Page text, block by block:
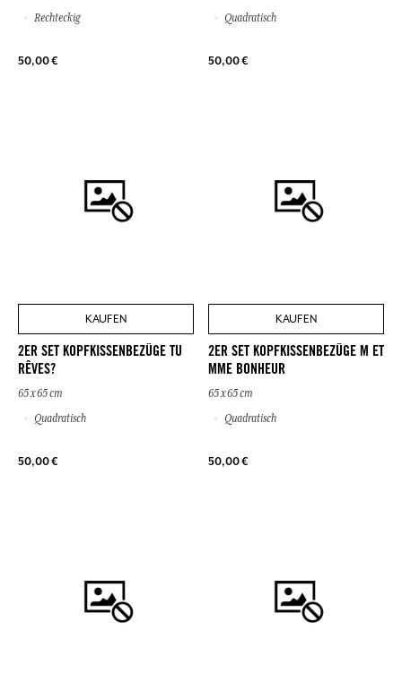
Rechteckig
50,00 €
Quadratisch
50,00 €
KAUFEN
2ER SET KOPFKISSENBEZÜGE TU
RÊVES?
65 x 65 cm
Quadratisch
50,00 €
KAUFEN
2ER SET KOPFKISSENBEZÜGE M ET
MME BONHEUR
65 x 65 cm
Quadratisch
50,00 €